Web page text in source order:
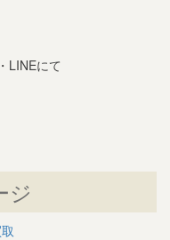
LINEにて
ジ